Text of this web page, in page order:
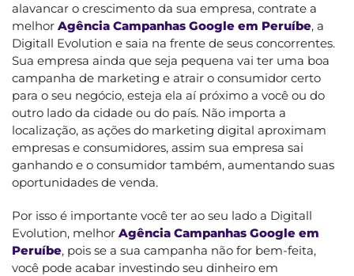
alavancar o crescimento da sua empresa, contrate a
melhor Agência Campanhas Google em Peruíbe, a
Digitall Evolution e saia na frente de seus concorrentes.
Sua empresa ainda que seja pequena vai ter uma boa
campanha de marketing e atrair o consumidor certo
para o seu negócio, esteja ela aí próximo a você ou do
outro lado da cidade ou do país. Não importa a
localização, as ações do marketing digital aproximam
empresas e consumidores, assim sua empresa sai
ganhando e o consumidor também, aumentando suas
oportunidades de venda.
Por isso é importante você ter ao seu lado a Digitall
Evolution, melhor Agência Campanhas Google em
Peruíbe, pois se a sua campanha não for bem-feita,
você pode acabar investindo seu dinheiro em